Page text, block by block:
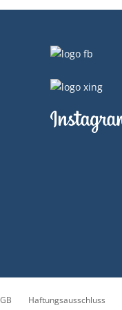
Haftungsausschluss